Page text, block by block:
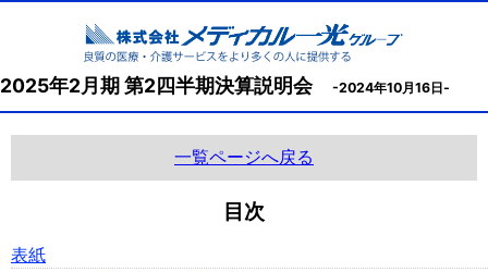
2025年2月期 第2四半期決算説明会 -2024年10月16日-
一覧ページへ戻る
目次
表紙